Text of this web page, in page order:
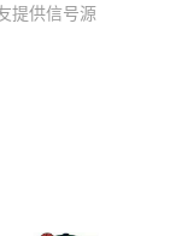
提供信号源